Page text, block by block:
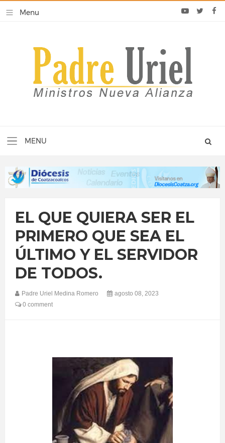
EL QUE QUIERA SER EL
PRIMERO QUE SEA EL
ÚLTIMO Y EL SERVIDOR
DE TODOS.
Padre Uriel Medina Romero
agosto 08, 2023
0 comment